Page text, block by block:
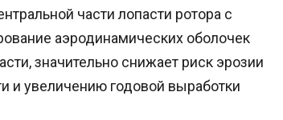
части лопасти ротора с
аэродинамических оболочек
значительно снижает риск эрозии
и увеличению годовой выработки